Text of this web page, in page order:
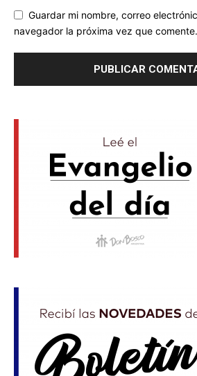
Guardar mi nombre, correo
navegador la próxima vez que comente.